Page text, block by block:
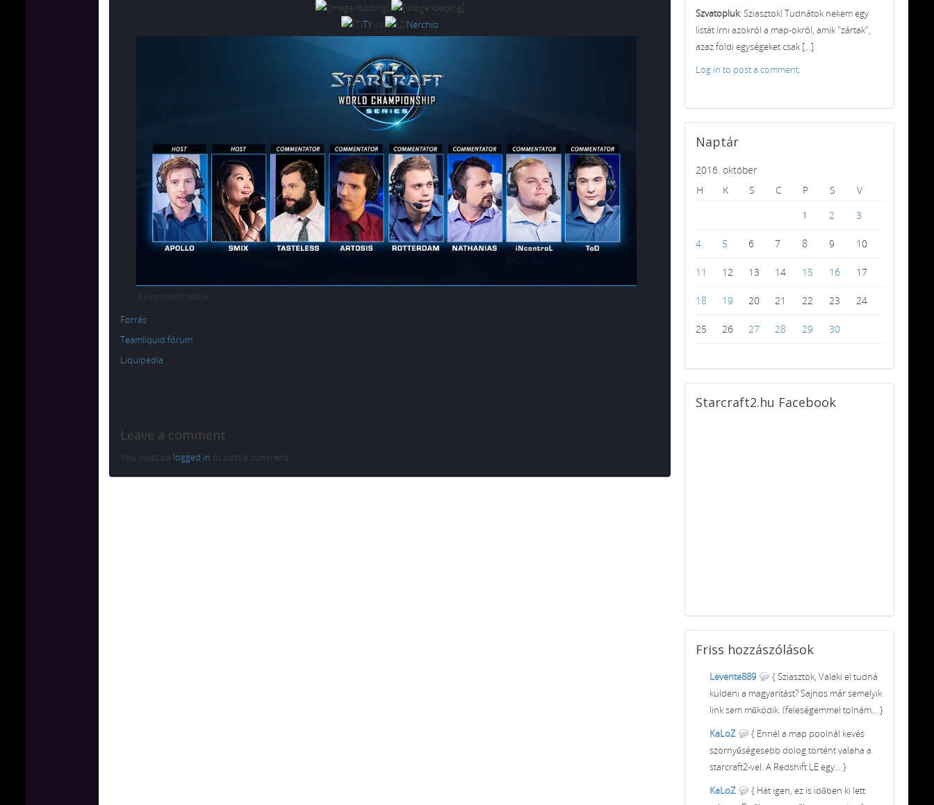
TYvs Nerchio
A csoportkör stábja.
Forrás
Teamliquid fórum
Liquipedia
Leave a comment
You must be logged in to post a comment.
Szvatopluk: Sziasztok! Tudnátok nekem egy
listát írni azokról a map-okról, amik "zártak",
azaz földi egységeket csak [...]
Log in to post a comment.
Naptár
2016. október
H
K S C P S
V
1
2 3
4 5 6 7 8 9 10
11 12 13 14 15 16 17
18 19 20 21 22 23 24
25 26 27 28 29 30
Starcraft2.hu Facebook
Friss hozzászólások
Levente889
{ Sziasztok, Valaki el tudná
küldeni a magyarítást? Sajnos már semelyik
link sem működik. (feleségemmel tolnám... }
KaLoZ
{ Ennél a map poolnál kevés
szörnyűségesebb dolog történt valaha a
starcraft2-vel. A Redshift LE egy... }
KaLoZ
{ Hát igen, ez is időben ki lett